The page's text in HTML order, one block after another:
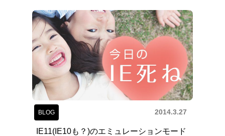
BLOG 2014.3.27
IE11(IE10も？)のエミュレーションモード